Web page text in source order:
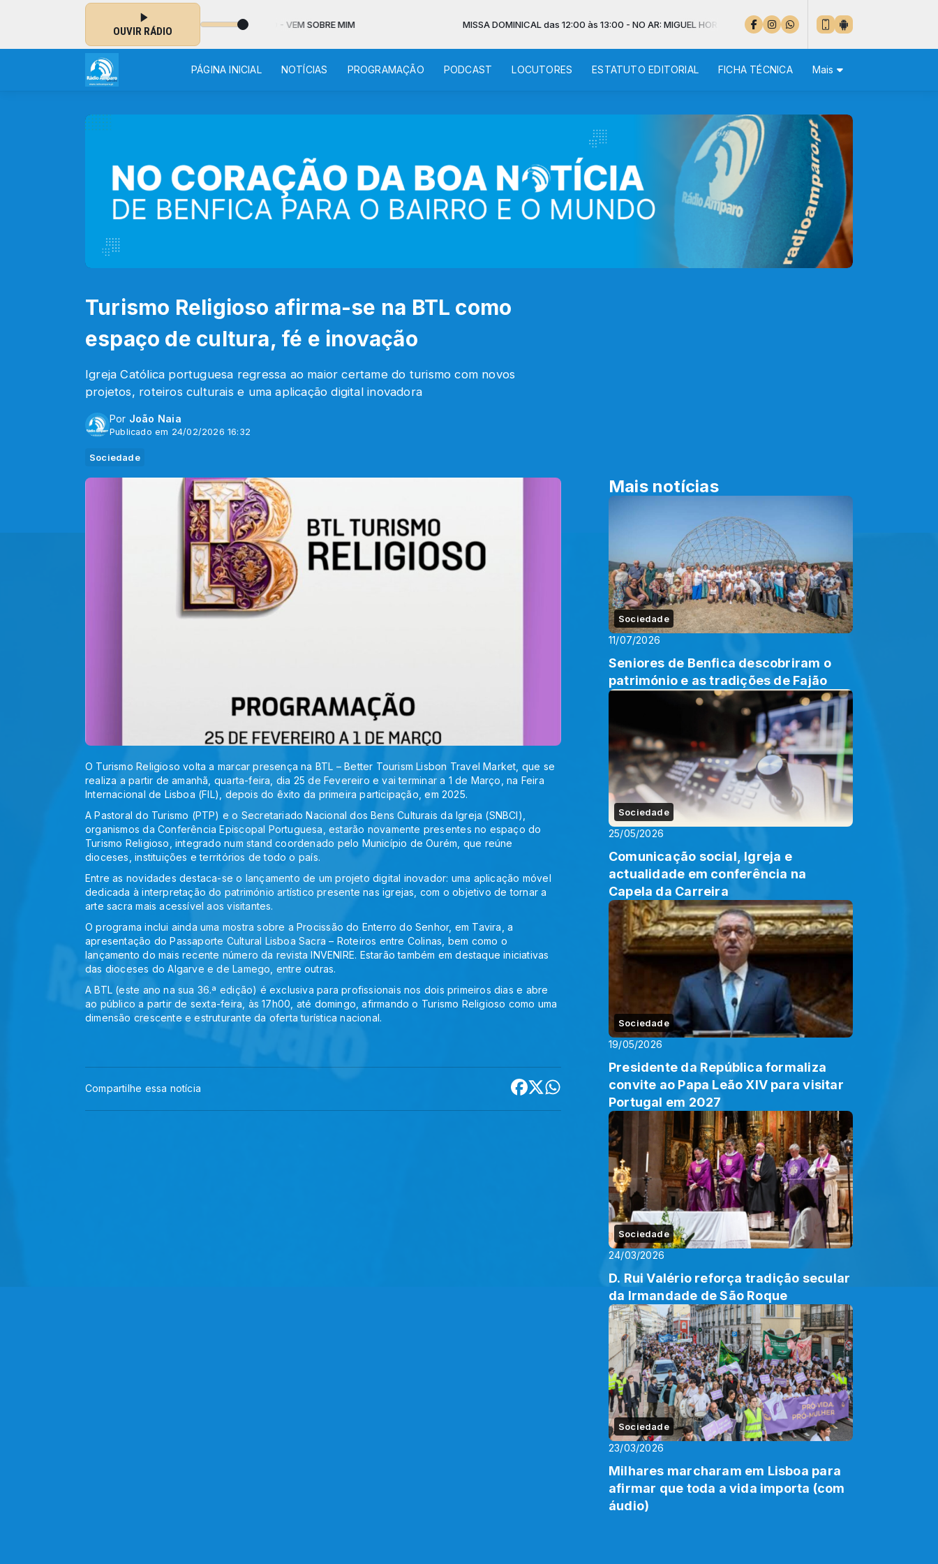
OUVIR RÁDIO
das 12:00 às 13:00 - NO AR: MIGUEL HORÁCIO - VEM SOBRE MIM MISSA DOMINICAL das 12:00 às 13:00 - NO AR: MIGUEL HORÁCIO - VEM SOBRE MIM
PÁGINA INICIAL NOTÍCIAS PROGRAMAÇÃO PODCAST LOCUTORES ESTATUTO EDITORIAL FICHA TÉCNICA Mais
Turismo Religioso afirma-se na BTL como
espaço de cultura, fé e inovação
Igreja Católica portuguesa regressa ao maior certame do turismo com novos
projetos, roteiros culturais e uma aplicação digital inovadora
Por João Naia
Publicado em 24/02/2026 16:32
Sociedade
O Turismo Religioso volta a marcar presença na BTL – Better Tourism Lisbon Travel Market, que se
realiza a partir de amanhã, quarta-feira, dia 25 de Fevereiro e vai terminar a 1 de Março, na Feira
Internacional de Lisboa (FIL), depois do êxito da primeira participação, em 2025.
A Pastoral do Turismo (PTP) e o Secretariado Nacional dos Bens Culturais da Igreja (SNBCI),
organismos da Conferência Episcopal Portuguesa, estarão novamente presentes no espaço do
Turismo Religioso, integrado num stand coordenado pelo Município de Ourém, que reúne
dioceses, instituições e territórios de todo o país.
Entre as novidades destaca-se o lançamento de um projeto digital inovador: uma aplicação móvel
dedicada à interpretação do património artístico presente nas igrejas, com o objetivo de tornar a
arte sacra mais acessível aos visitantes.
O programa inclui ainda uma mostra sobre a Procissão do Enterro do Senhor, em Tavira, a
apresentação do Passaporte Cultural Lisboa Sacra – Roteiros entre Colinas, bem como o
lançamento do mais recente número da revista INVENIRE. Estarão também em destaque iniciativas
das dioceses do Algarve e de Lamego, entre outras.
A BTL (este ano na sua 36.ª edição) é exclusiva para profissionais nos dois primeiros dias e abre
ao público a partir de sexta-feira, às 17h00, até domingo, afirmando o Turismo Religioso como uma
dimensão crescente e estruturante da oferta turística nacional.
Compartilhe essa notícia
Mais notícias
Sociedade
11/07/2026
Seniores de Benfica descobriram o
património e as tradições de Fajão
Sociedade
25/05/2026
Comunicação social, Igreja e
actualidade em conferência na
Capela da Carreira
Sociedade
19/05/2026
Presidente da República formaliza
convite ao Papa Leão XIV para visitar
Portugal em 2027
Sociedade
24/03/2026
D. Rui Valério reforça tradição secular
da Irmandade de São Roque
Sociedade
23/03/2026
Milhares marcharam em Lisboa para
afirmar que toda a vida importa (com
áudio)